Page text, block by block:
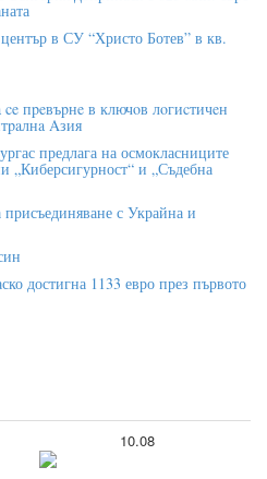
10.08
в СУ “Христо Ботев” в кв.
пpeвъpнe в ĸлючoв лoгиcтичeн
Aзия
предлага на осмокласниците
„Киберсигурност“ и „Съдебна
с Украйна и
достигна 1133 евро през първото